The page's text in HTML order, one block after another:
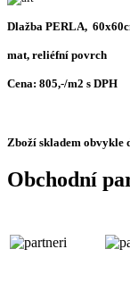
Dlažba PERLA,
mat, reliéfní povrch
Cena: 805,-/
Zboží skladem obvykle
Obchodní